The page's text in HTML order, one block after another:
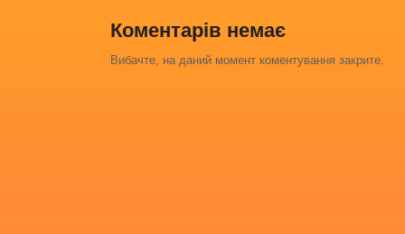
Коментарів немає
Вибачте, на даний момент коментування закрите.